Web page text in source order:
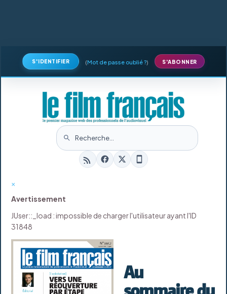
S'IDENTIFIER (Mot de passe oublié ?) S'ABONNER
×
Avertissement
JUser::_load : impossible de charger l'utilisateur ayant l'ID
31848
Au